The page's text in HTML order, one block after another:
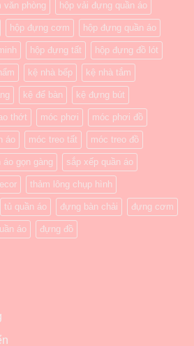
văn phòng hộp vải đựng quần áo
hộp đựng cơm hộp đựng quần áo
hộp đựng tất hộp đựng đồ lót
kệ nhà bếp kệ nhà tắm
kệ để bàn kệ đựng bút
thớt móc phơi móc phơi đồ
áo móc treo tất móc treo đồ
áo gọn gàng sắp xếp quần áo
thảm lông chụp hình
tủ quần áo đựng bàn chải đựng cơm
áo đựng đồ